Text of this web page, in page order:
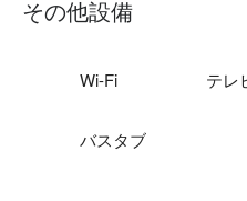
優越的個性化的服務。
その他設備
Wi-Fi テレ
バスタブ